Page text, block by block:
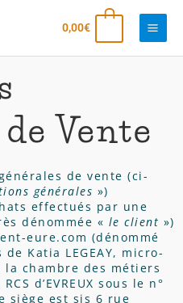
0,00€
Main
Vente
de vente (ci-
générales »)
effectués par une
dénommée « le client »)
eure.com (dénommé
de Katia LEGEAY, micro-
chambre des métiers
d’EVREUX sous le n°
siège est sis 6 rue